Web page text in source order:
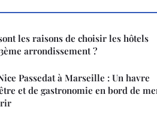
les raisons de choisir les hôtels
arrondissement ?
Passedat à Marseille : Un havre
et de gastronomie en bord de